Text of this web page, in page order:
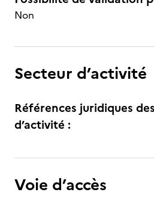
Non
Secteur d’activité
Références juridiques
d’activité :
Voie d’accès